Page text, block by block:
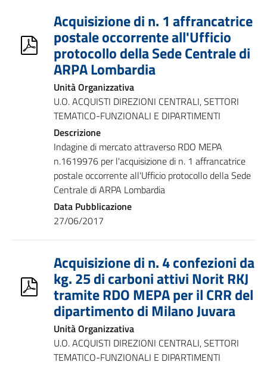
Acquisizione di n. 1 affrancatrice
postale occorrente all'Ufficio
protocollo della Sede Centrale di
ARPA Lombardia
Unità Organizzativa
U.O. ACQUISTI DIREZIONI CENTRALI, SETTORI
TEMATICO-FUNZIONALI E DIPARTIMENTI
Descrizione
Indagine di mercato attraverso RDO MEPA
n.1619976 per l'acquisizione di n. 1 affrancatrice
postale occorrente all'Ufficio protocollo della Sede
Centrale di ARPA Lombardia
Data Pubblicazione
27/06/2017
Acquisizione di n. 4 confezioni da
kg. 25 di carboni attivi Norit RKJ
tramite RDO MEPA per il CRR del
dipartimento di Milano Juvara
Unità Organizzativa
U.O. ACQUISTI DIREZIONI CENTRALI, SETTORI
TEMATICO-FUNZIONALI E DIPARTIMENTI